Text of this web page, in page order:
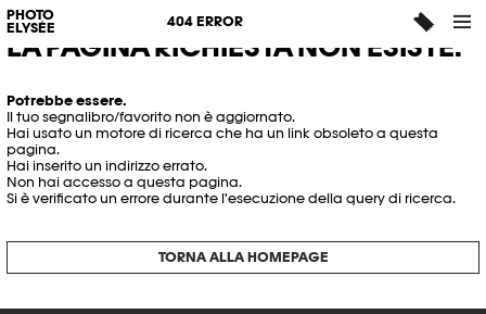
PHOTO
ELYSÉE
404 ERROR
LA PAGINA RICHIESTA NON ESISTE.
Potrebbe essere.
Il tuo segnalibro/favorito non è aggiornato.
Hai usato un motore di ricerca che ha un link obsoleto a questa
pagina.
Hai inserito un indirizzo errato.
Non hai accesso a questa pagina.
Si è verificato un errore durante l'esecuzione della query di ricerca.
TORNA ALLA HOMEPAGE